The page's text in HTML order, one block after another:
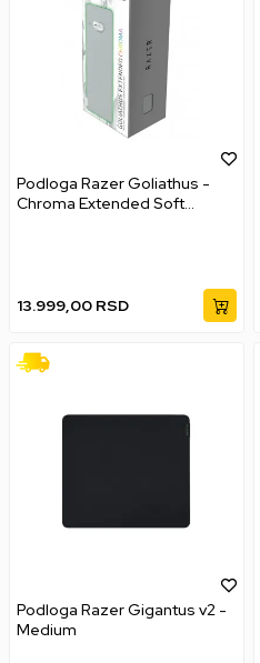
Podloga Razer Goliathus -
Chroma Extended Soft
13.999,00 RSD
Podloga Razer Gigantus v2 -
Medium